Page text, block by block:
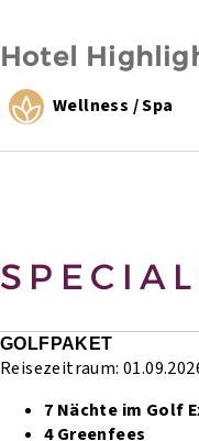
Hotel
Wellness / Spa
GOLFPAKET
Reisezeitraum:
7 Nächte im Golf
4 Greenfees